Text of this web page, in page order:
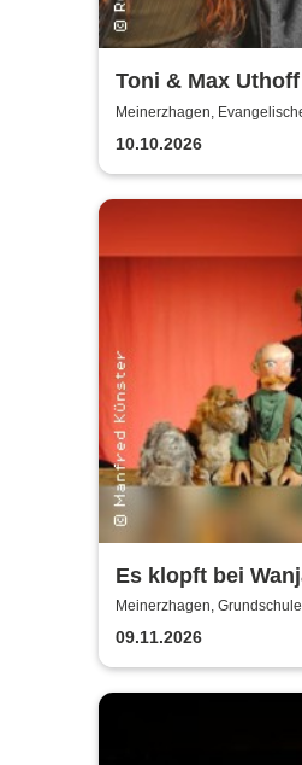
Toni & Max
zuviel
Meinerzhagen,
Meinerzhagen
10.10.2026
Es klopft bei
Nacht -
Manfred Künster
Meinerzhagen,
09.11.2026